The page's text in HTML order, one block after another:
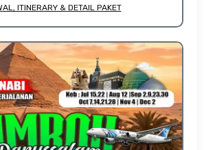
ITINERARY & DETAIL PAKET